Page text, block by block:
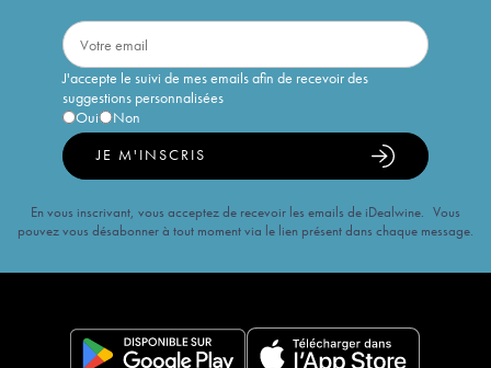
J'accepte le suivi de mes emails afin de recevoir des
suggestions personnalisées
Oui
Non
JE M'INSCRIS
En vous inscrivant, vous acceptez de recevoir les emails de iDealwine. Vous
pouvez vous désabonner à tout moment via le lien présent dans chaque message.